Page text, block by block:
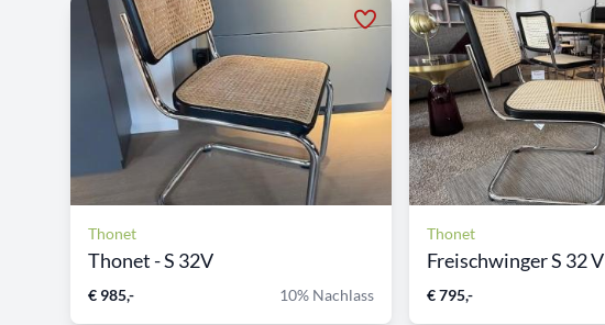
Thonet
Thonet - S 32V
€ 985,- 10% Nachlass
Thonet
Freischwinger S 32 V
€ 795,-